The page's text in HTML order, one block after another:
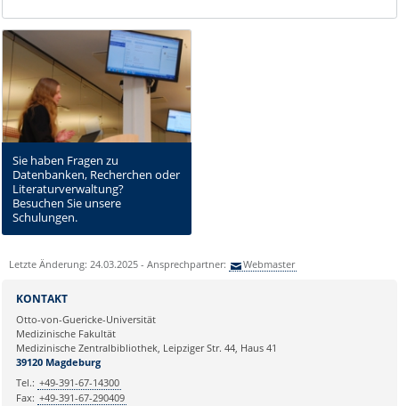
Sie haben Fragen zu
Datenbanken, Recherchen oder
Literaturverwaltung?
Besuchen Sie unsere
Schulungen.
Letzte Änderung: 24.03.2025 - Ansprechpartner: Webmaster
KONTAKT
Otto-von-Guericke-Universität
Medizinische Fakultät
Medizinische Zentralbibliothek, Leipziger Str. 44, Haus 41
39120 Magdeburg
Tel.: +49-391-67-14300
Fax: +49-391-67-290409